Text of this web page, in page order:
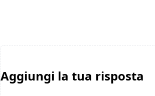
Aggiungi la tua risposta